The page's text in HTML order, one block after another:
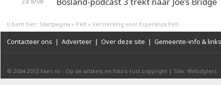
U bent hier: Startpagina » Pelt » Versterking voor Esperanza Pelt
Contacteer ons | Adverteer | Over deze site | Gemeente-info & links
© 2004-2013 Faes nv - Op de artikels en foto’s rust copyright | Site: Webstylers